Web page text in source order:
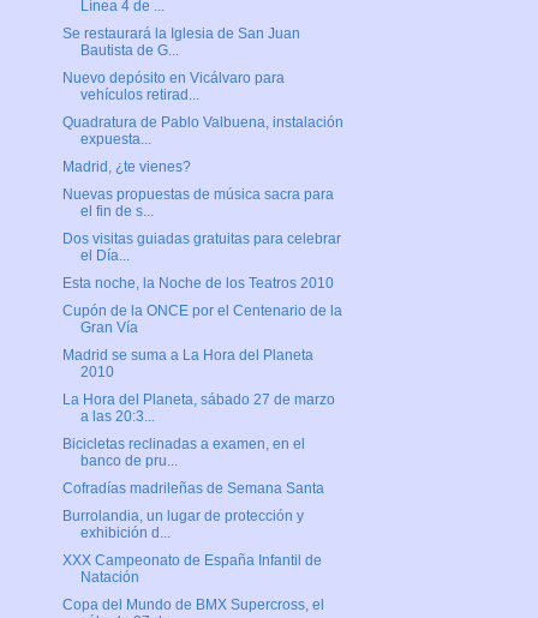
Línea 4 de ...
Se restaurará la Iglesia de San Juan
Bautista de G...
Nuevo depósito en Vicálvaro para
vehículos retirad...
Quadratura de Pablo Valbuena, instalación
expuesta...
Madrid, ¿te vienes?
Nuevas propuestas de música sacra para
el fin de s...
Dos visitas guiadas gratuitas para celebrar
el Día...
Esta noche, la Noche de los Teatros 2010
Cupón de la ONCE por el Centenario de la
Gran Vía
Madrid se suma a La Hora del Planeta
2010
La Hora del Planeta, sábado 27 de marzo
a las 20:3...
Bicicletas reclinadas a examen, en el
banco de pru...
Cofradías madrileñas de Semana Santa
Burrolandia, un lugar de protección y
exhibición d...
XXX Campeonato de España Infantil de
Natación
Copa del Mundo de BMX Supercross, el